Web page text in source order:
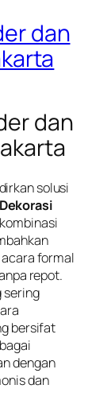
dan
dan
solusi
acara formal
repot.
sering
bersifat
dengan
dan